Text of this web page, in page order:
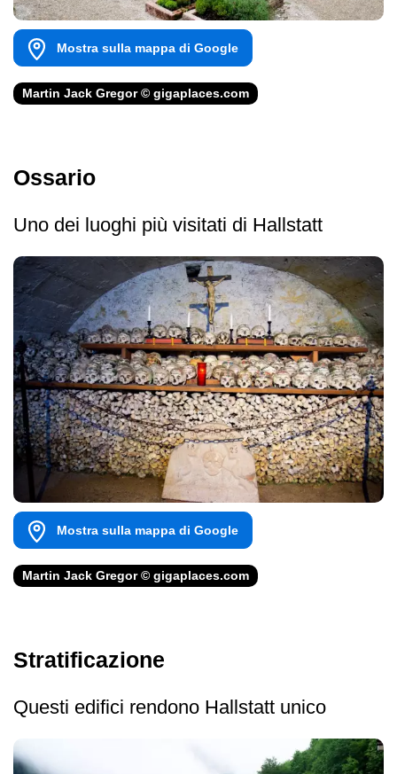
Mostra sulla mappa di Google
Martin Jack Gregor © gigaplaces.com
Ossario
Uno dei luoghi più visitati di Hallstatt
Mostra sulla mappa di Google
Martin Jack Gregor © gigaplaces.com
Stratificazione
Questi edifici rendono Hallstatt unico